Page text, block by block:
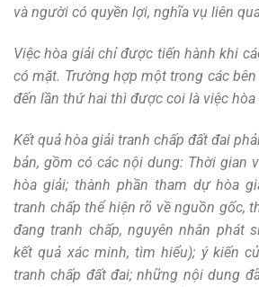
và người có quyền lợi, nghĩa vụ liên
Việc hòa giải chỉ được tiến hành khi
có mặt. Trường hợp một trong các
đến lần thứ hai thì được coi là việc
Kết quả hòa giải tranh chấp đất đai
bản, gồm có các nội dung: Thời gian
hòa giải; thành phần tham dự hòa
tranh chấp thể hiện rõ về nguồn gốc,
đang tranh chấp, nguyên nhân phát
kết quả xác minh, tìm hiểu); ý kiến
tranh chấp đất đai; những nội dung